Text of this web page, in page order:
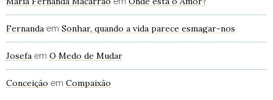
Fernanda em Sonhar, quando a vida parece esmagar-nos
Josefa em O Medo de Mudar
Conceição em Compaixão